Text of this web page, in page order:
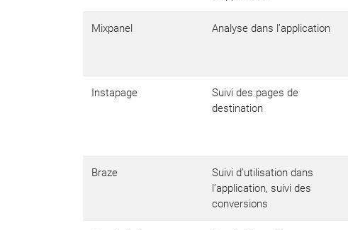
Mixpanel Analyse dans l’application
Instapage
Suivi des pages de
destination
Braze
Suivi d’utilisation dans
l’application, suivi des
conversions